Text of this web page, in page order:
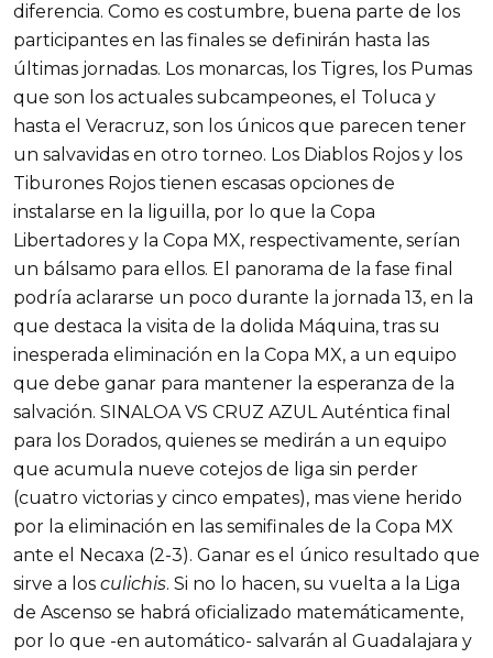
diferencia. Como es costumbre, buena parte de los
participantes en las finales se definirán hasta las
últimas jornadas. Los monarcas, los Tigres, los Pumas
que son los actuales subcampeones, el Toluca y
hasta el Veracruz, son los únicos que parecen tener
un salvavidas en otro torneo. Los Diablos Rojos y los
Tiburones Rojos tienen escasas opciones de
instalarse en la liguilla, por lo que la Copa
Libertadores y la Copa MX, respectivamente, serían
un bálsamo para ellos. El panorama de la fase final
podría aclararse un poco durante la jornada 13, en la
que destaca la visita de la dolida Máquina, tras su
inesperada eliminación en la Copa MX, a un equipo
que debe ganar para mantener la esperanza de la
salvación. SINALOA VS CRUZ AZUL Auténtica final
para los Dorados, quienes se medirán a un equipo
que acumula nueve cotejos de liga sin perder
(cuatro victorias y cinco empates), mas viene herido
por la eliminación en las semifinales de la Copa MX
ante el Necaxa (2-3). Ganar es el único resultado que
sirve a los culichis. Si no lo hacen, su vuelta a la Liga
de Ascenso se habrá oficializado matemáticamente,
por lo que -en automático- salvarán al Guadalajara y